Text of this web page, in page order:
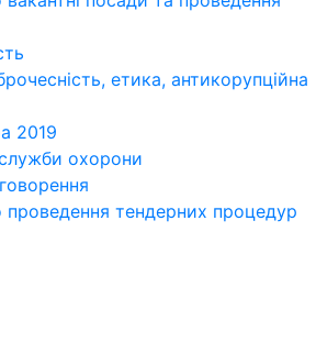
етика, антикорупційна
2019
охорони
проведення тендерних процедур